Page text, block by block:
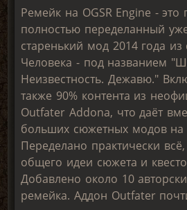
Ремейк на OGSR Engine - это
полностью переделанный
старенький мод 2014 года из
Человека - под названием
Неизвестность. Дежавю."
также 90% контента из
Outfater Addonа, что даёт
больших сюжетных модов на
Переделано практически
общего идеи сюжета и
Добавлено около 10
ремейка. Аддон Outfater